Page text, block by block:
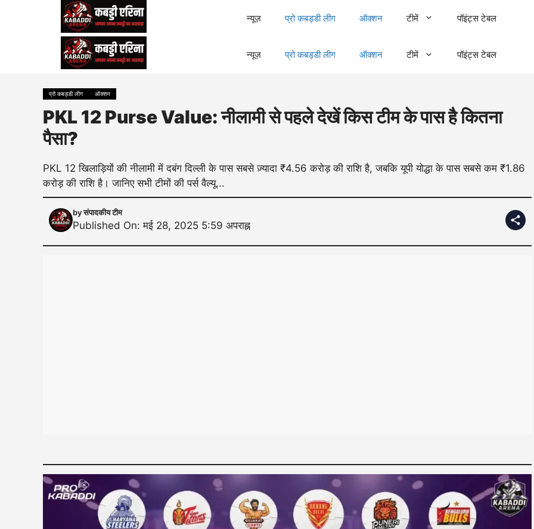
न्यूज़ प्रो कबड्डी लीग ऑक्शन टीमें पॉइंट्स टेबल
न्यूज़ प्रो कबड्डी लीग ऑक्शन टीमें पॉइंट्स टेबल
प्रो कबड्डी लीग ऑक्शन
PKL 12 Purse Value: नीलामी से पहले देखें किस टीम के पास है कितना
पैसा?
PKL 12 खिलाड़ियों की नीलामी में दबंग दिल्ली के पास सबसे ज़्यादा ₹4.56 करोड़ की राशि है, जबकि यूपी योद्धा के पास सबसे कम ₹1.86
करोड़ की राशि है। जानिए सभी टीमों की पर्स वैल्यू...
byसंपादकीय टीम
Published On: मई 28, 2025 5:59 अपराह्न